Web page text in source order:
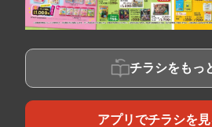
チラシをもっ
アプリでチラシを